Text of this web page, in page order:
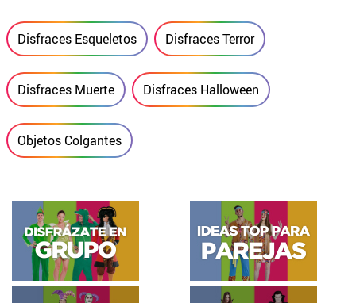
Disfraces Esqueletos Disfraces Terror
Disfraces Muerte Disfraces Halloween
Objetos Colgantes